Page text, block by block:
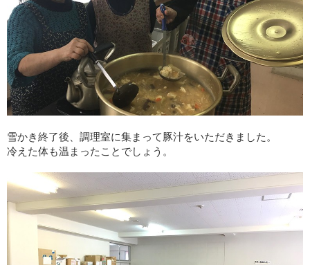
雪かき終了後、調理室に集まって豚汁をいただきました。
冷えた体も温まったことでしょう。